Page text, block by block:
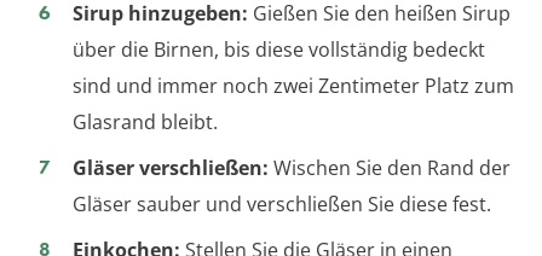
Sirup hinzugeben: Gießen Sie den heißen Sirup
über die Birnen, bis diese vollständig bedeckt
sind und immer noch zwei Zentimeter Platz zum
Glasrand bleibt.
Gläser verschließen: Wischen Sie den Rand der
Gläser sauber und verschließen Sie diese fest.
Einkochen: Stellen Sie die Gläser in einen